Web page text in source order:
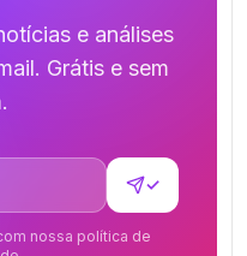
e análises
Grátis e sem
✓
nossa política de